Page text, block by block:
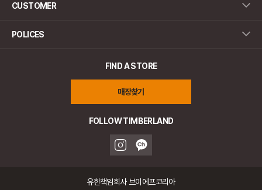
CUSTOMER
POLICES
FIND A STORE
매장찾기
FOLLOW TIMBERLAND
유한책임회사 브이에프코리아